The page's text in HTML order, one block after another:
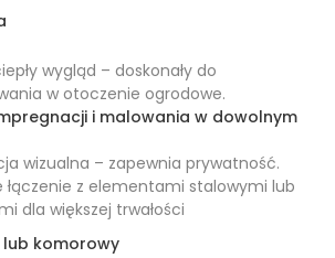
wygląd – doskonały do
w otoczenie ogrodowe.
i malowania w dowolnym
wizualna – zapewnia prywatność.
łączenie z elementami stalowymi lub
dla większej trwałości
lub komorowy